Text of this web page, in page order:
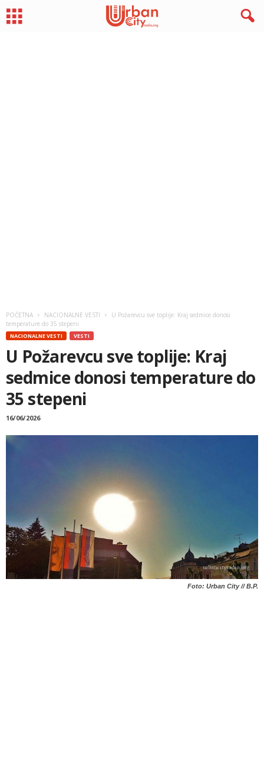
POČETNA NACIONALNE VESTI
U Požarevcu sve toplije: Kraj sedmice donosi
temperature do 35 stepeni
NACIONALNE VESTI VESTI
U Požarevcu sve toplije: Kraj
sedmice donosi temperature do
35 stepeni
16/06/2026
Foto: Urban City // B.P.